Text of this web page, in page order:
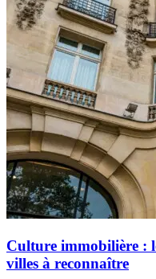
Culture immobilière :
villes à reconnaître